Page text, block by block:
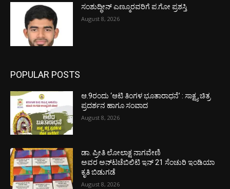
ಸಂಶುದ್ಧೀನ್ ಎಣ್ಮೂರವರಿಗೆ ಪ.ಗೋ ಪ್ರಶಸ್ತಿ
August 8, 2026
POPULAR POSTS
ಆ.9ರಂದು ‘ಆಟಿ ತಿಂಗಳ ಭೂತಾರಾಧನೆ’ : ಸಾಕ್ಷ್ಯ ಚಿತ್ರ
ಪ್ರದರ್ಶನ ಹಾಗೂ ಸಂವಾದ
August 8, 2026
ಡಾ. ಪ್ರೀತಿ ಲೋಲಾಕ್ಷ ನಾಗವೇಣಿ
ಅವರ ಅನ್‌ಟಚೆಬಿಲಿಟಿ ಇನ್ 21 ಸೆಂಚುರಿ ಇಂಡಿಯಾ
ಕೃತಿ ಬಿಡುಗಡೆ
August 8, 2026